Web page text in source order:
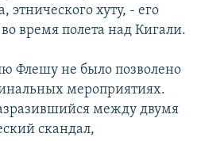
хуту, - его
время полета над Кигали.
Флешу не было позволено
мероприятиях.
между двумя
скандал,